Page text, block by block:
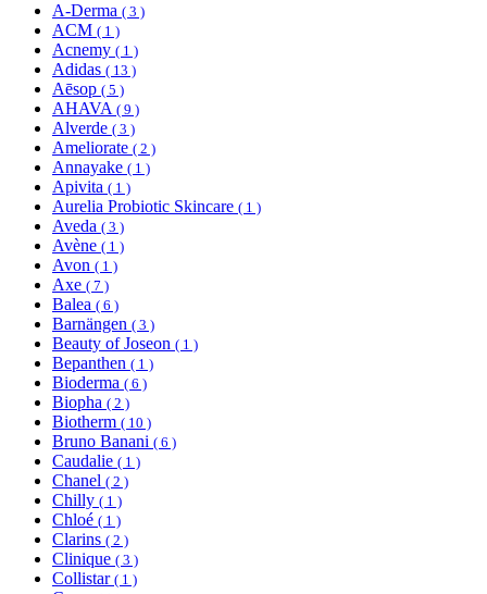
A-Derma ( 3 )
ACM ( 1 )
Acnemy ( 1 )
Adidas ( 13 )
Aēsop ( 5 )
AHAVA ( 9 )
Alverde ( 3 )
Ameliorate ( 2 )
Annayake ( 1 )
Apivita ( 1 )
Aurelia Probiotic Skincare ( 1 )
Aveda ( 3 )
Avène ( 1 )
Avon ( 1 )
Axe ( 7 )
Balea ( 6 )
Barnängen ( 3 )
Beauty of Joseon ( 1 )
Bepanthen ( 1 )
Bioderma ( 6 )
Biopha ( 2 )
Biotherm ( 10 )
Bruno Banani ( 6 )
Caudalie ( 1 )
Chanel ( 2 )
Chilly ( 1 )
Chloé ( 1 )
Clarins ( 2 )
Clinique ( 3 )
Collistar ( 1 )